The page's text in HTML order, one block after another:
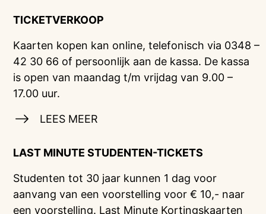
TICKETVERKOOP
Kaarten kopen kan online, telefonisch via 0348 –
42 30 66 of persoonlijk aan de kassa. De kassa
is open van maandag t/m vrijdag van 9.00 –
17.00 uur.
LEES MEER
LAST MINUTE STUDENTEN-TICKETS
Studenten tot 30 jaar kunnen 1 dag voor
aanvang van een voorstelling voor € 10,- naar
een voorstelling. Last Minute Kortingskaarten